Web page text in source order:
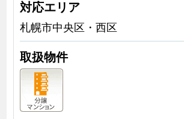
対応エリア
札幌市中央区・西区
取扱物件